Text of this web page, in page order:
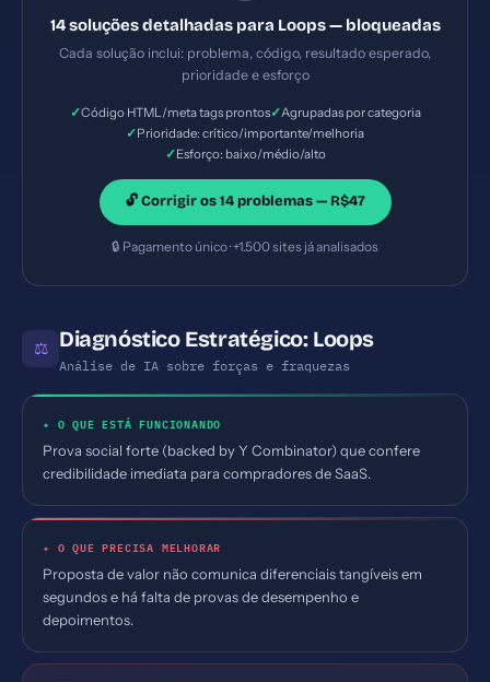
(clickjacking). — Solução #5: Meta description com
62 caracteres (ideal: 120-160) — Prioridade:
14 soluções detalhadas para Loops — bloqueadas
Cada solução inclui: problema, código, resultado esperado,
prioridade e esforço
✓Código HTML/meta tags prontos✓Agrupadas por categoria
✓Prioridade: crítico/importante/melhoria
✓Esforço: baixo/médio/alto
🔓 Corrigir os 14 problemas — R$47
🔒 Pagamento único · +1.500 sites já analisados
⚖ Diagnóstico Estratégico: Loops
Análise de IA sobre forças e fraquezas
✦ O QUE ESTÁ FUNCIONANDO
Prova social forte (backed by Y Combinator) que confere
credibilidade imediata para compradores de SaaS.
✦ O QUE PRECISA MELHORAR
Proposta de valor não comunica diferenciais tangíveis em
segundos e há falta de provas de desempenho e
depoimentos.